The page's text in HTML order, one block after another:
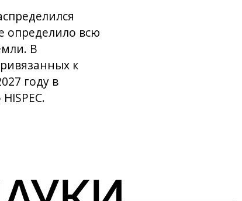
определило всю
В
к
году в